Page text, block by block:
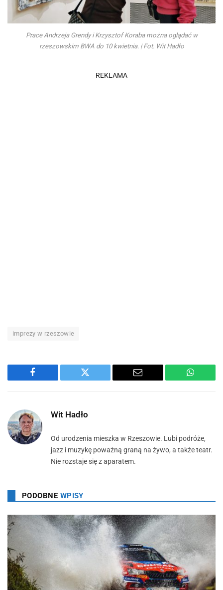
Prace Andrzeja Grendy i Krzysztof Koraba można oglądać w
rzeszowskim BWA do 10 kwietnia. | Fot. Wit Hadło
REKLAMA
imprezy w rzeszowie
Facebook Twitter Email
Wit Hadło
Od urodzenia mieszka w Rzeszowie. Lubi podróże,
jazz i muzykę poważną graną na żywo, a także teatr.
Nie rozstaje się z aparatem.
PODOBNE WPISY